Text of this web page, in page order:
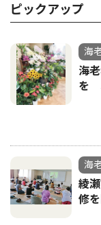
ピックアップ
海
海
を
海
綾
修